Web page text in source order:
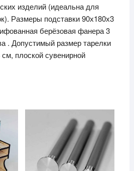
изделий (идеальна для
Размеры подставки 90х180х3
берёзовая фанера 3
. Допустимый размер тарелки
плоской сувенирной